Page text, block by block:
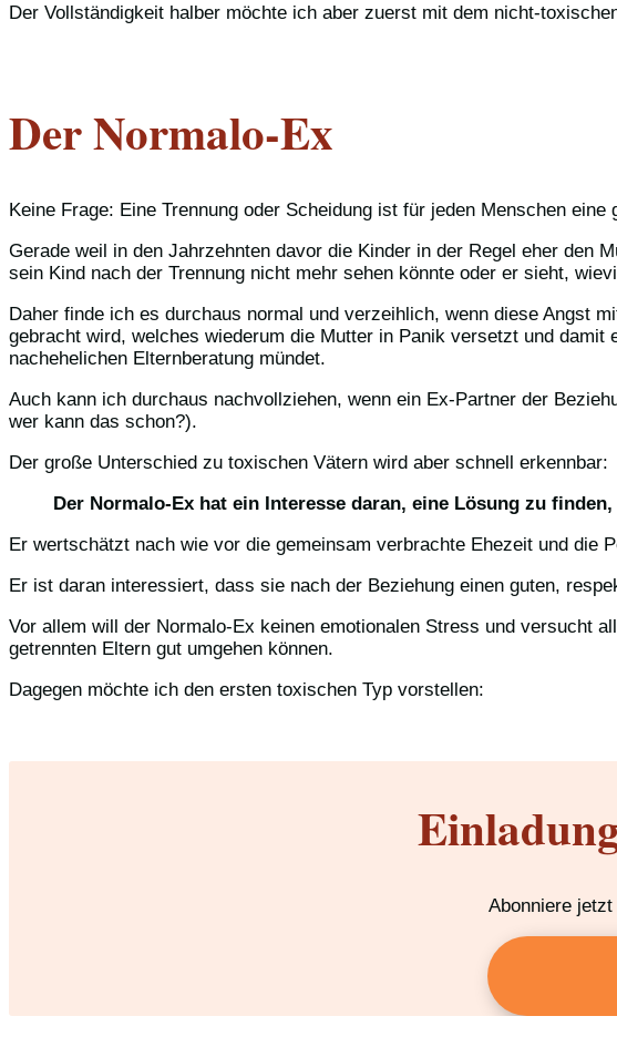
Der Vollständigkeit halber möchte ich aber zuerst mit dem nicht-
Der Normalo-Ex
Keine Frage: Eine Trennung oder Scheidung ist für jeden Menschen
Gerade weil in den Jahrzehnten davor die Kinder in der Regel eher den
sein Kind nach der Trennung nicht mehr sehen könnte oder er sieht,
Daher finde ich es durchaus normal und verzeihlich, wenn diese Angst
gebracht wird, welches wiederum die Mutter in Panik versetzt und
nachehelichen Elternberatung mündet.
Auch kann ich durchaus nachvollziehen, wenn ein Ex-Partner der
wer kann das schon?).
Der große Unterschied zu toxischen Vätern wird aber schnell erkennbar:
Der Normalo-Ex hat ein Interesse daran, eine Lösung zu finden,
Er wertschätzt nach wie vor die gemeinsam verbrachte Ehezeit und die
Er ist daran interessiert, dass sie nach der Beziehung einen guten,
Vor allem will der Normalo-Ex keinen emotionalen Stress und versucht
getrennten Eltern gut umgehen können.
Dagegen möchte ich den ersten toxischen Typ vorstellen:
Abonniere